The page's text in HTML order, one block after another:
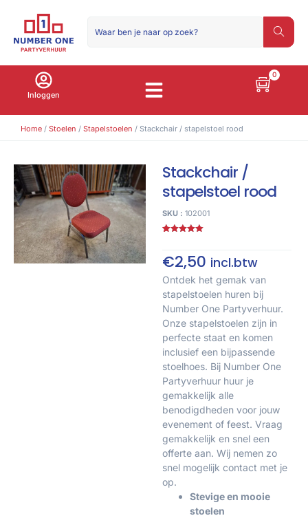
Inloggen
0
Home / Stoelen / Stapelstoelen / Stackchair / stapelstoel rood
Stackchair /
stapelstoel rood
SKU : 102001
gebaseerd
opklant
waarderingen
€2,50 incl.btw
Ontdek het gemak van
stapelstoelen huren bij
Number One Partyverhuur.
Onze stapelstoelen zijn in
perfecte staat en komen
inclusief een bijpassende
stoelhoes. Bij Number One
Partyverhuur huur je
gemakkelijk alle
benodigdheden voor jouw
evenement of feest. Vraag
gemakkelijk en snel een
offerte aan. Wij nemen zo
snel mogelijk contact met je
op.
Stevige en mooie
stoelen